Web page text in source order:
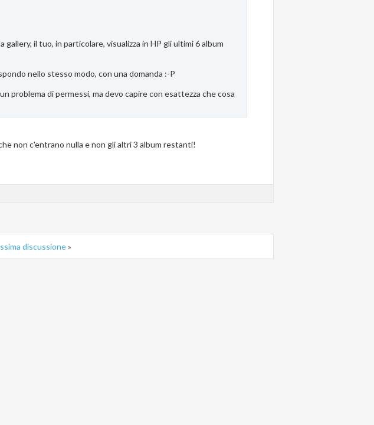
il tuo, in particolare, visualizza in HP gli ultimi 6 album
nello stesso modo, con una domanda :-P
problema di permessi, ma devo capire con esattezza che cosa
non c'entrano nulla e non gli altri 3 album restanti!
discussione»